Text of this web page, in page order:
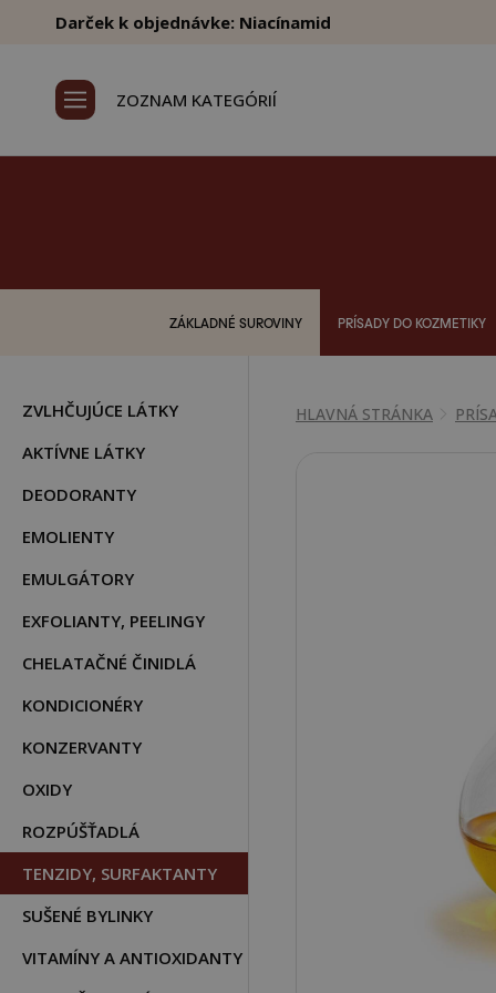
Darček k objednávke: Niacínamid
ZOZNAM KATEGÓRIÍ
ZÁKLADNÉ SUROVINY PRÍSADY DO KOZMETIKY
ZVLHČUJÚCE LÁTKY
AKTÍVNE LÁTKY
DEODORANTY
EMOLIENTY
EMULGÁTORY
EXFOLIANTY, PEELINGY
CHELATAČNÉ ČINIDLÁ
KONDICIONÉRY
KONZERVANTY
OXIDY
ROZPÚŠŤADLÁ
TENZIDY, SURFAKTANTY
SUŠENÉ BYLINKY
VITAMÍNY A ANTIOXIDANTY
HLAVNÁ STRÁNKA